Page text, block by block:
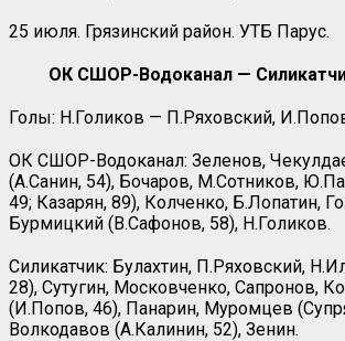
25 июля. Грязинский район. УТБ Парус.
ОК СШОР-Водоканал —
Голы: Н.Голиков — П.Ряховский,
ОК СШОР-Водоканал: Зеленов,
(А.Санин, 54), Бочаров, М.Сотников,
49; Казарян, 89), Колченко, Б.Лопатин,
Бурмицкий (В.Сафонов, 58), Н.Голиков.
Силикатчик: Булахтин, П.Ряховский,
28), Сутугин, Московченко, Сапронов,
(И.Попов, 46), Панарин, Муромцев
Волкодавов (А.Калинин, 52), Зенин.